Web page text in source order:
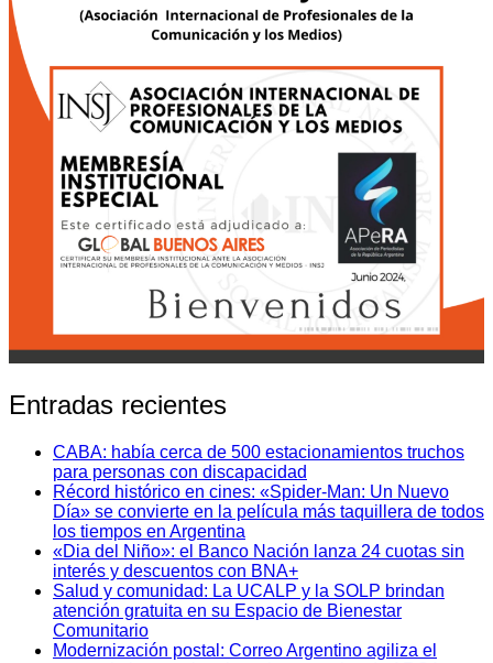
Entradas recientes
CABA: había cerca de 500 estacionamientos truchos
para personas con discapacidad
Récord histórico en cines: «Spider-Man: Un Nuevo
Día» se convierte en la película más taquillera de todos
los tiempos en Argentina
«Dia del Niño»: el Banco Nación lanza 24 cuotas sin
interés y descuentos con BNA+
Salud y comunidad: La UCALP y la SOLP brindan
atención gratuita en su Espacio de Bienestar
Comunitario
Modernización postal: Correo Argentino agiliza el